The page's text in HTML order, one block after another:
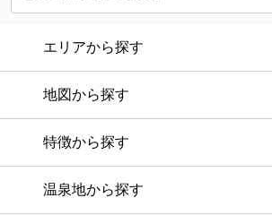
エリアから探す
地図から探す
特徴から探す
温泉地から探す